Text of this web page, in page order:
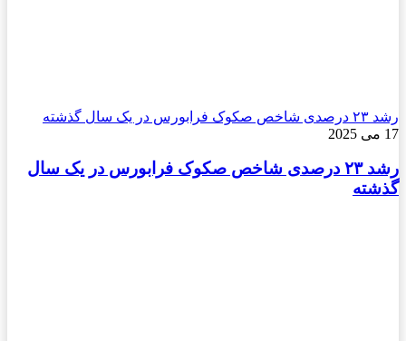
رشد ۲۳ درصدی شاخص صکوک فرابورس در یک سال گذشته
17 می 2025
رشد ۲۳ درصدی شاخص صکوک فرابورس در یک سال
گذشته